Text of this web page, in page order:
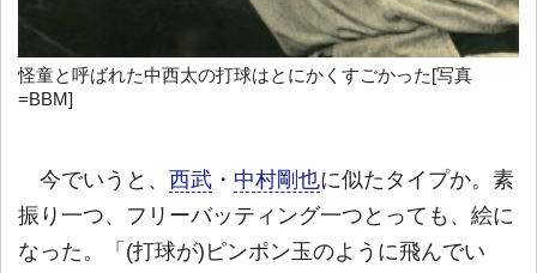
怪童と呼ばれた中西太の打球はとにかくすごかった[写真
=BBM]
今でいうと、 西武 ・ 中村剛也に似たタイプか。素
振り一つ、フリーバッティング一つとっても、絵に
なった。「(打球が)ピンポン玉のように飛んでい